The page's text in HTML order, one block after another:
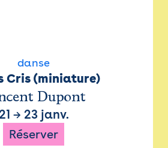
danse
Cris (miniature)
Dupont
→ 23 janv.
Réserver